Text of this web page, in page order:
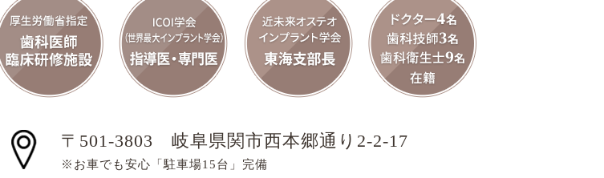
〒501-3803 岐阜県関市西本郷通り2-2-17
※お車でも安心「駐車場15台」完備